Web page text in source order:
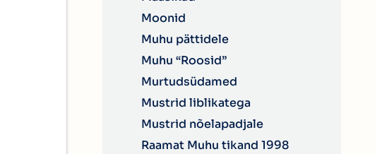
Moonid
Muhu pättidele
Muhu “Roosid”
Murtudsüdamed
Mustrid liblikatega
Mustrid nõelapadjale
Raamat Muhu tikand 1998